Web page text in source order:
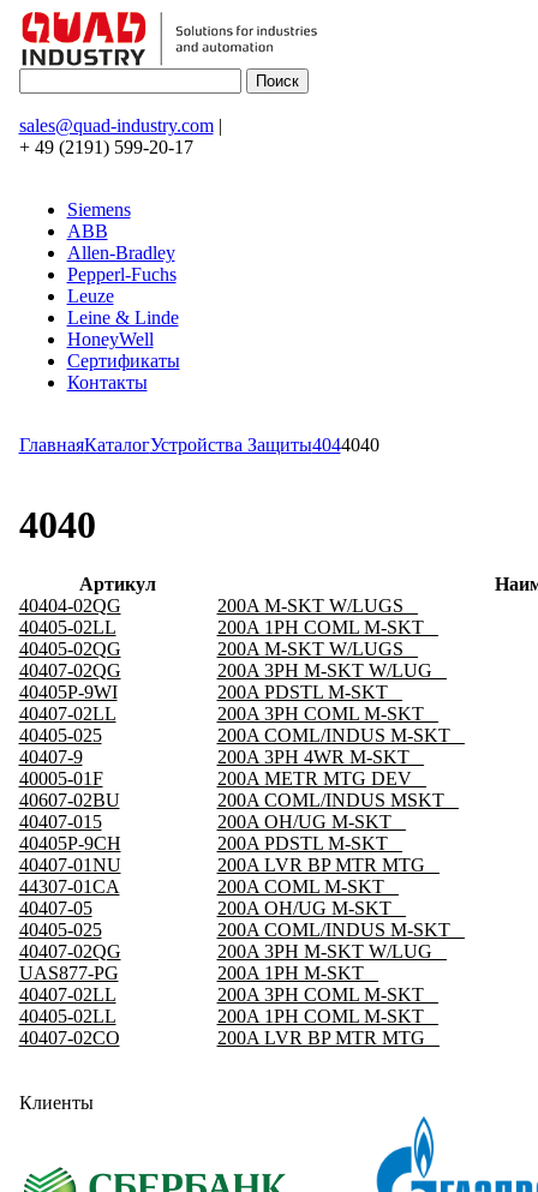
sales@quad-industry.com|
+ 49 (2191) 599-20-17
Siemens
ABB
Allen-Bradley
Pepperl-Fuchs
Leuze
Leine & Linde
HoneyWell
Сертификаты
Контакты
ГлавнаяКаталогУстройства Защиты4044040
4040
Артикул
40404-02QG
200A M-SKT W/LUGS _
40405-02LL
200A 1PH COML M-SKT _
40405-02QG
200A M-SKT W/LUGS _
40407-02QG
200A 3PH M-SKT W/LUG _
40405P-9WI
200A PDSTL M-SKT _
40407-02LL
200A 3PH COML M-SKT _
40405-025
200A COML/INDUS M-SKT _
40407-9
200A 3PH 4WR M-SKT _
40005-01F
200A METR MTG DEV _
40607-02BU
200A COML/INDUS MSKT _
40407-015
200A OH/UG M-SKT _
40405P-9CH
200A PDSTL M-SKT _
40407-01NU
200A LVR BP MTR MTG _
44307-01CA
200A COML M-SKT _
40407-05
200A OH/UG M-SKT _
40405-025
200A COML/INDUS M-SKT _
40407-02QG
200A 3PH M-SKT W/LUG _
UAS877-PG
200A 1PH M-SKT _
40407-02LL
200A 3PH COML M-SKT _
40405-02LL
200A 1PH COML M-SKT _
40407-02CO
200A LVR BP MTR MTG _
Клиенты